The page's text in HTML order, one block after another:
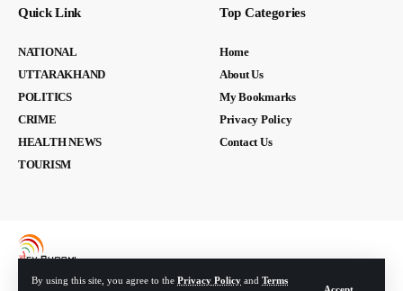
By using this site, you agree to the Privacy Policy and Terms
Accept
Quick Link
NATIONAL
UTTARAKHAND
POLITICS
CRIME
HEALTH NEWS
TOURISM
Top Categories
Home
About Us
My Bookmarks
Privacy Policy
Contact Us